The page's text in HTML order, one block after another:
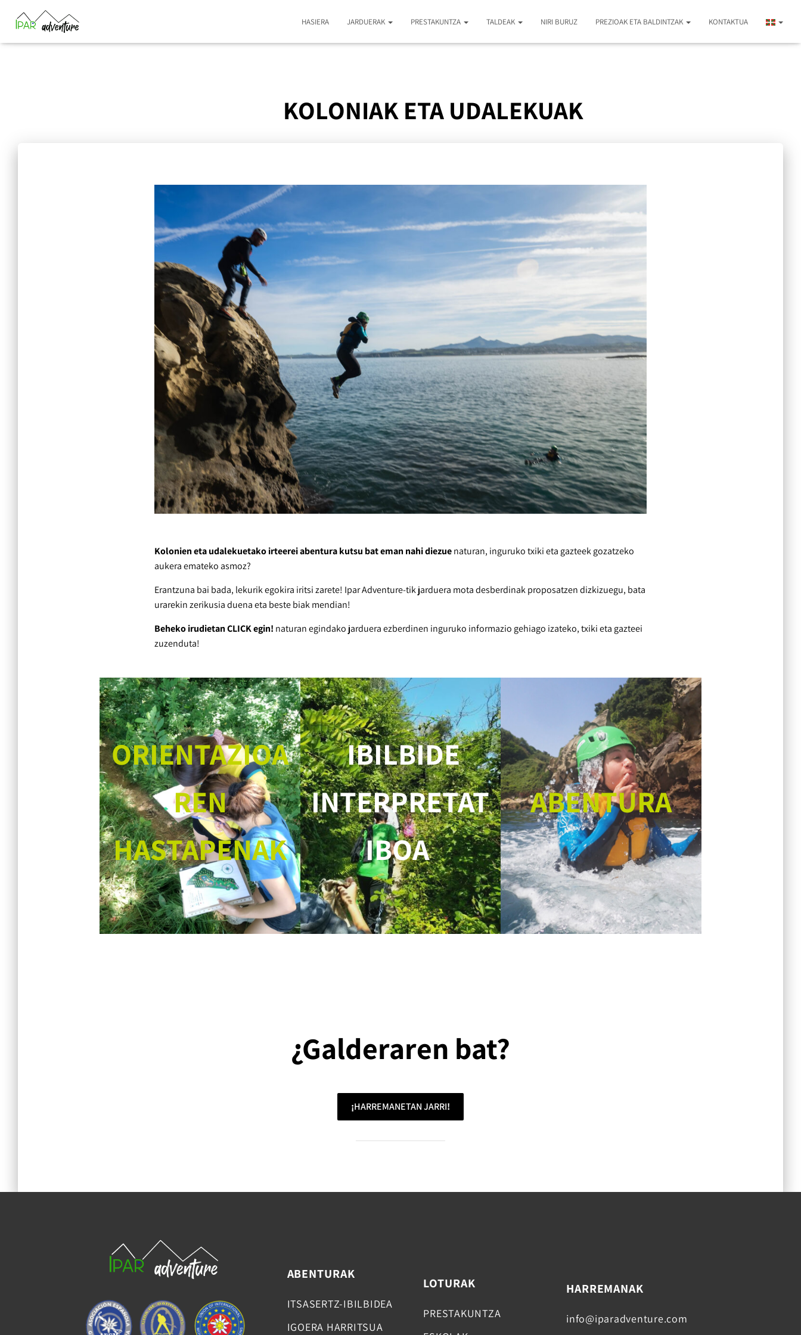
HASIERA JARDUERAK PRESTAKUNTZA TALDEAK NIRI BURUZ PREZIOAK ETA BALDINTZAK KONTAKTUA
KOLONIAK ETA UDALEKUAK
Kolonien eta udalekuetako irteerei abentura kutsu bat eman nahi diezuenaturan, inguruko txiki eta gazteek gozatzeko
aukera emateko asmoz?
Erantzuna bai bada, lekurik egokira iritsi zarete! Ipar Adventure-tik jarduera mota desberdinak proposatzen dizkizuegu, bata
urarekin zerikusia duena eta beste biak mendian!
Beheko irudietan CLICK egin! naturan egindako jarduera ezberdinen inguruko informazio gehiago izateko, txiki eta gazteei
zuzenduta!
ORIENTAZIOA
REN
HASTAPENAK
IBILBIDE
INTERPRETAT
IBOA
ABENTURA
¿Galderaren bat?
¡HARREMANETAN JARRI!
ABENTURAK
ITSASERTZ-IBILBIDEA
IGOERA HARRITSUA
LOTURAK
PRESTAKUNTZA
HARREMANAK
info@iparadventure.com